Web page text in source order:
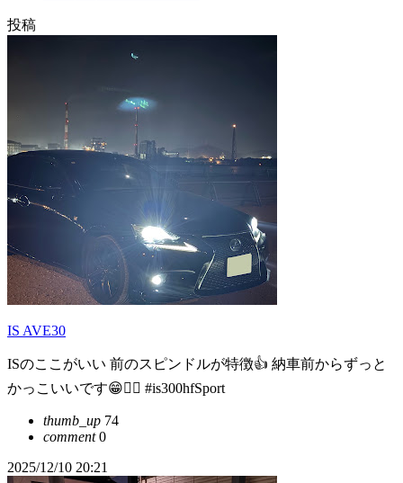
投稿
IS AVE30
ISのここがいい 前のスピンドルが特徴👍 納車前からずっと
かっこいいです😁🤦‍♀️ #is300hfSport
thumb_up 74
comment0
2025/12/10 20:21